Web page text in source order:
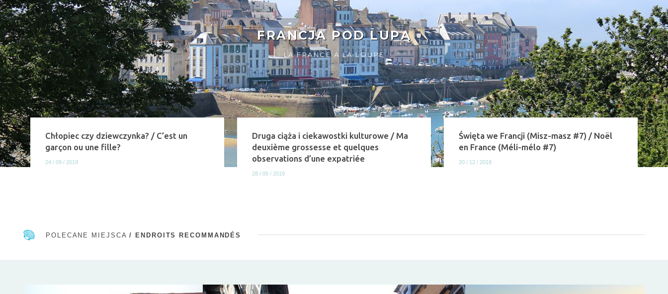
FRANCJA POD LUPĄ
LA FRANCE A LA LOUPE
Chłopiec czy dziewczynka? / C’est un
garçon ou une fille?
24 / 09 / 2019
Druga ciąża i ciekawostki kulturowe / Ma
deuxième grossesse et quelques
observations d’une expatriée
28 / 05 / 2019
Święta we Francji (Misz-masz #7) / Noël
en France (Méli-mélo #7)
20 / 12 / 2018
POLECANE MIEJSCA/ ENDROITS RECOMMANDÉS